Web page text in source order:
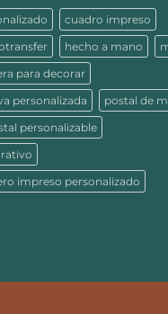
cuadro impreso
hecho a mano
para decorar
personalizada
postal de
personalizable
impreso personalizado